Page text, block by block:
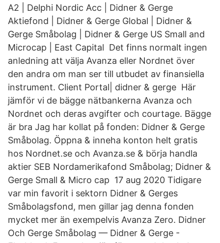
A2 | Delphi Nordic Acc | Didner & Gerge
Aktiefond | Didner & Gerge Global | Didner &
Gerge Småbolag | Didner & Gerge US Small and
Microcap | East Capital Det finns normalt ingen
anledning att välja Avanza eller Nordnet över
den andra om man ser till utbudet av finansiella
instrument. Client Portal| didner & gerge Här
jämför vi de bägge nätbankerna Avanza och
Nordnet och deras avgifter och courtage. Bägge
är bra Jag har kollat på fonden: Didner & Gerge
Småbolag. Öppna & inneha konton helt gratis
hos Nordnet.se och Avanza.se & börja handla
aktier SEB Nordamerikafond Småbolag; Didner &
Gerge Small & Micro cap 17 aug 2020 Tidigare
var min favorit i sektorn Didner & Gerges
Småbolagsfond, men gillar jag denna fonden
mycket mer än exempelvis Avanza Zero. Didner
Och Gerge Småbolag — Didner & Gerge -